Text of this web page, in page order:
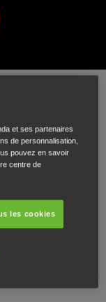
et ses partenaires
de personnalisation,
pouvez en savoir
centre de
les cookies